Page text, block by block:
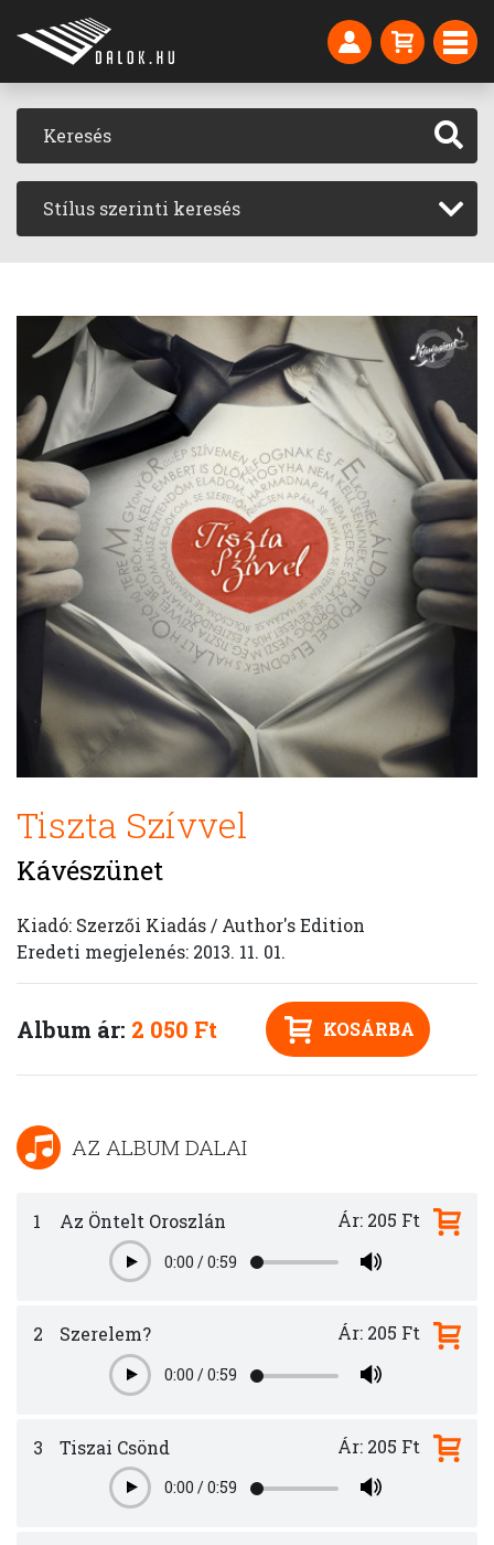
Stílus szerinti keresés
Tiszta Szívvel
Kávészünet
Kiadó: Szerzői Kiadás / Author's Edition
Eredeti megjelenés: 2013. 11. 01.
Album ár: 2 050 Ft KOSÁRBA
AZ ALBUM DALAI
1 Az Öntelt Oroszlán
Play0:00 /0:59
Ár: 205 Ft
2 Szerelem?
Play0:00 /0:59
Ár: 205 Ft
3 Tiszai Csönd
Play0:00 /0:59
Ár: 205 Ft